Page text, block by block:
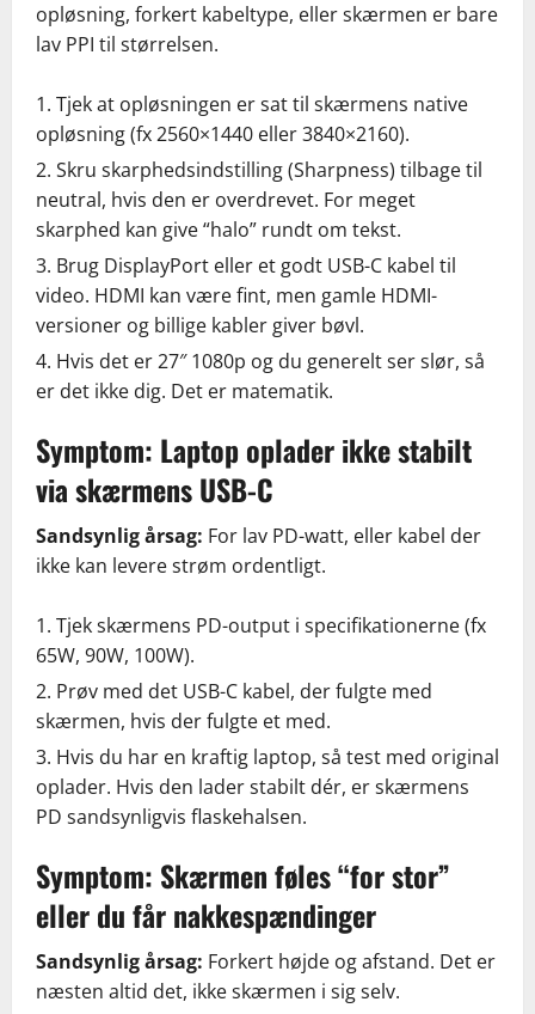
opløsning, forkert kabeltype, eller skærmen er bare
lav PPI til størrelsen.
Tjek at opløsningen er sat til skærmens native
opløsning (fx 2560×1440 eller 3840×2160).
Skru skarphedsindstilling (Sharpness) tilbage til
neutral, hvis den er overdrevet. For meget
skarphed kan give “halo” rundt om tekst.
Brug DisplayPort eller et godt USB-C kabel til
video. HDMI kan være fint, men gamle HDMI-
versioner og billige kabler giver bøvl.
Hvis det er 27″ 1080p og du generelt ser slør, så
er det ikke dig. Det er matematik.
Symptom: Laptop oplader ikke stabilt
via skærmens USB-C
Sandsynlig årsag: For lav PD-watt, eller kabel der
ikke kan levere strøm ordentligt.
Tjek skærmens PD-output i specifikationerne (fx
65W, 90W, 100W).
Prøv med det USB-C kabel, der fulgte med
skærmen, hvis der fulgte et med.
Hvis du har en kraftig laptop, så test med original
oplader. Hvis den lader stabilt dér, er skærmens
PD sandsynligvis flaskehalsen.
Symptom: Skærmen føles “for stor”
eller du får nakkespændinger
Sandsynlig årsag: Forkert højde og afstand. Det er
næsten altid det, ikke skærmen i sig selv.